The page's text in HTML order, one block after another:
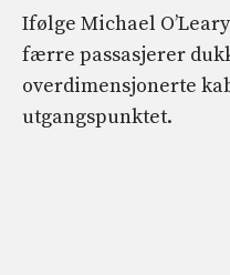
Ifølge Michael
færre passasjerer
overdimensjonerte
utgangspunktet.